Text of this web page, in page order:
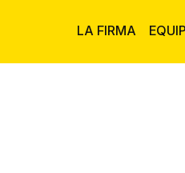
LA FIRMA